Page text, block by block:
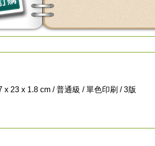
x 23 x 1.8 cm / 普通級 / 單色印刷 / 3版